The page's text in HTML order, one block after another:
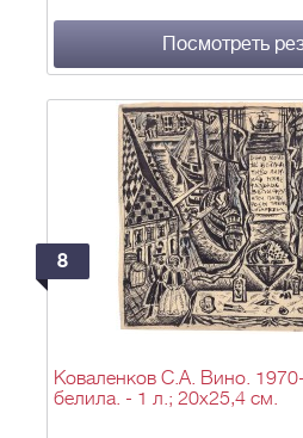
Посмотреть
8
Коваленков С.А. Вино.
белила. - 1 л.; 20х25,4 см.